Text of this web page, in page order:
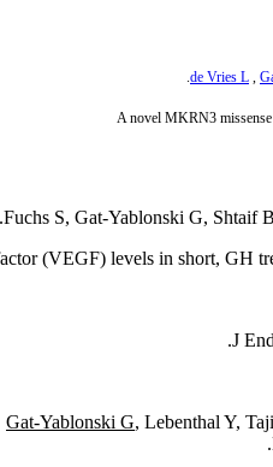
de Vries L
A novel MKRN3
Fuchs S, Gat-Yablonski G, Shtaif
(VEGF) levels in short, GH
J
Gat-Yablonski G, Lebenthal Y,